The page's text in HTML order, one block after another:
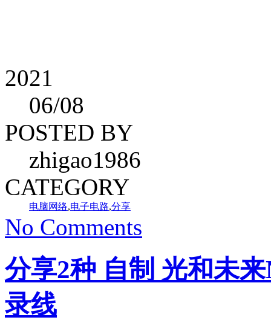
2021
06/08
POSTED BY
zhigao1986
CATEGORY
电脑网络,电子电路,分享
No Comments
分享2种 自制 光和未
录线